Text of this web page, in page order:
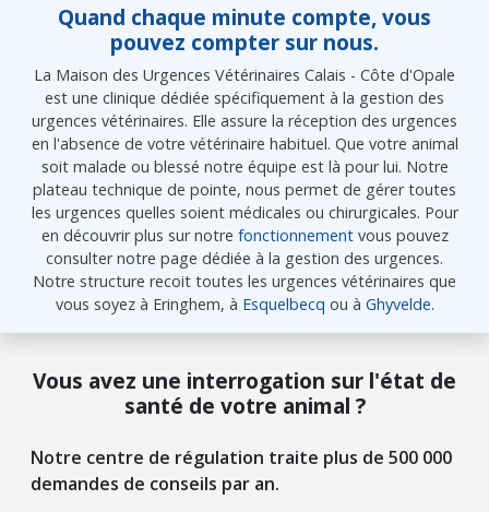
Quand chaque minute compte, vous
pouvez compter sur nous.
La Maison des Urgences Vétérinaires Calais - Côte d'Opale
est une clinique dédiée spécifiquement à la gestion des
urgences vétérinaires. Elle assure la réception des urgences
en l'absence de votre vétérinaire habituel. Que votre animal
soit malade ou blessé notre équipe est là pour lui. Notre
plateau technique de pointe, nous permet de gérer toutes
les urgences quelles soient médicales ou chirurgicales. Pour
en découvrir plus sur notre fonctionnementvous pouvez
consulter notre page dédiée à la gestion des urgences.
Notre structure recoit toutes les urgences vétérinaires que
vous soyez à Eringhem, à Esquelbecq ou à Ghyvelde.
Vous avez une interrogation sur l'état de
santé de votre animal ?
Notre centre de régulation traite plus de 500 000
demandes de conseils par an.